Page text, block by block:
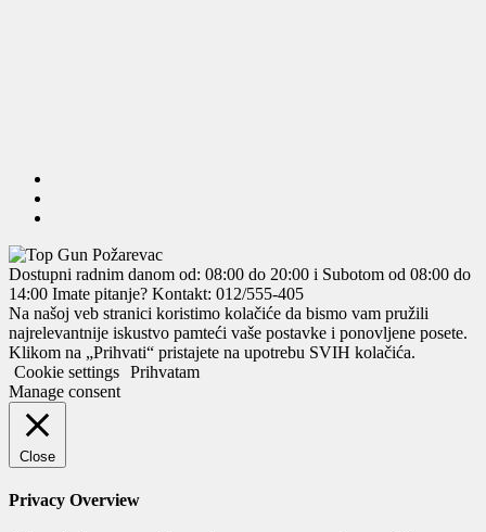
Dostupni radnim danom od: 08:00 do 20:00 i Subotom od 08:00 do
14:00 Imate pitanje? Kontakt: 012/555-405
Na našoj veb stranici koristimo kolačiće da bismo vam pružili
najrelevantnije iskustvo pamteći vaše postavke i ponovljene posete.
Klikom na „Prihvati“ pristajete na upotrebu SVIH kolačića.
Cookie settings Prihvatam
Manage consent
Close
Privacy Overview